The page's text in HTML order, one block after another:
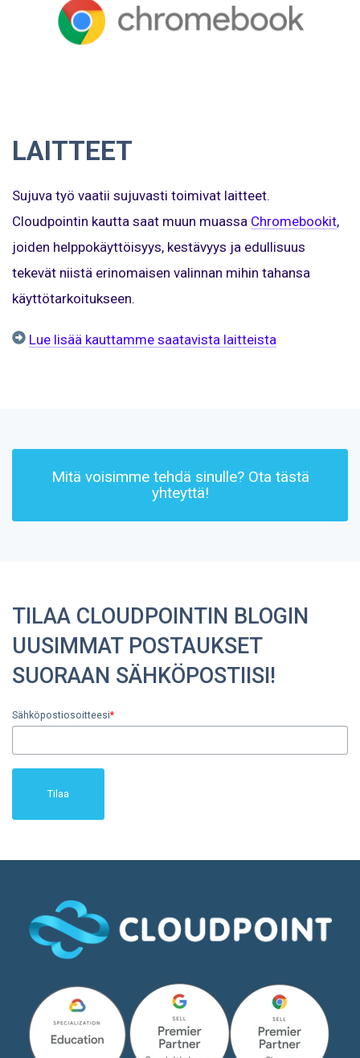
LAITTEET
Sujuva työ vaatii sujuvasti toimivat laitteet.
Cloudpointin kautta saat muun muassa Chromebookit,
joiden helppokäyttöisyys, kestävyys ja edullisuus
tekevät niistä erinomaisen valinnan mihin tahansa
käyttötarkoitukseen.
Lue lisää kauttamme saatavista laitteista
Mitä voisimme tehdä sinulle? Ota tästä
yhteyttä!
TILAA CLOUDPOINTIN BLOGIN
UUSIMMAT POSTAUKSET
SUORAAN SÄHKÖPOSTIISI!
Sähköpostiosoitteesi*